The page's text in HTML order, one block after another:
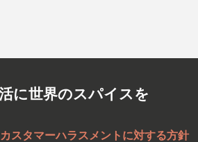
に世界のスパイスを
カスタマーハラスメントに対する方針